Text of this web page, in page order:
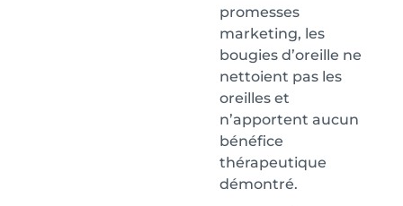
promesses
marketing, les
bougies d’oreille ne
nettoient pas les
oreilles et
n’apportent aucun
bénéfice
thérapeutique
démontré.